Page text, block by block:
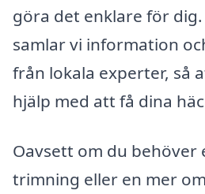
göra det enklare för
samlar vi information
från lokala experter, så
hjälp med att få dina
Oavsett om du behöver
trimning eller en mer